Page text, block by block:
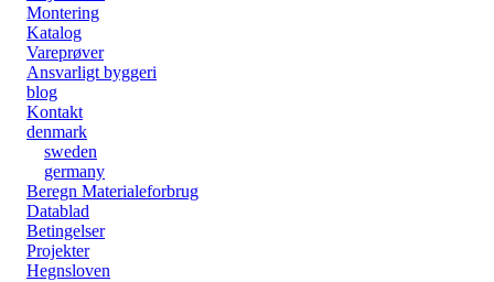
Montering
Katalog
Vareprøver
Ansvarligt byggeri
blog
Kontakt
denmark
sweden
germany
Beregn Materialeforbrug
Datablad
Betingelser
Projekter
Hegnsloven